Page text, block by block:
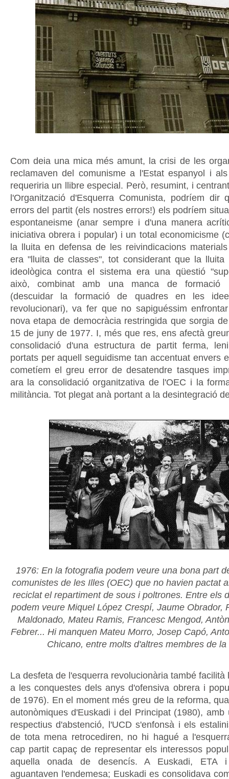
Com deia una mica més amunt, la crisi de les
reclamaven del comunisme a l'Estat espanyol i
requeriria un llibre especial. Però, resumint, i
l'Organització d'Esquerra Comunista, podríem dir
errors del partit (els nostres errors!) els podríem
espontaneisme (anar sempre i d'una manera
iniciativa obrera i popular) i un total economicisme
la lluita en defensa de les reivindicacions
era "lluita de classes", tot considerant que la lluita
ideològica contra el sistema era una qüestió
això, combinat amb una manca de formació
(descuidar la formació de quadres en les
revolucionari), va fer que no sapiguéssim
nova etapa de democràcia restringida que sorgia
15 de juny de 1977. I, més que res, ens afectà
consolidació d'una estructura de partit ferma,
portats per aquell seguidisme tan accentuat envers
cometíem el greu error de desatendre tasques
ara la consolidació organitzativa de l'OEC i la
militància. Tot plegat anà portant a la desintegració
1976: En la fotografia podem veure una bona part
comunistes de les Illes (OEC) que no havien pactat
reciclat el repartiment de sous i poltrones. Entre els
podem veure Miquel López Crespí, Jaume Obrador,
Maldonado, Mateu Ramis, Francesc Mengod,
Febrer... Hi manquen Mateu Morro, Josep Capó,
Chicano, entre molts d'altres membres de
La desfeta de l'esquerra revolucionària també facilità
a les conquestes dels anys d'ofensiva obrera i
de 1976). En el moment més greu de la reforma,
autonòmiques d'Euskadi i del Principat (1980),
respectius d'abstenció, l'UCD s'enfonsà i els
de tota mena retrocediren, no hi hagué a
cap partit capaç de representar els interessos
aquella onada de desencís. A Euskadi, ETA
aguantaven l'endemesa; Euskadi es consolidava